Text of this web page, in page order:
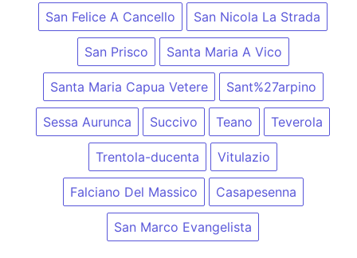
San Felice A Cancello San Nicola La Strada
San Prisco Santa Maria A Vico
Santa Maria Capua Vetere Sant%27arpino
Sessa Aurunca Succivo Teano Teverola
Trentola-ducenta Vitulazio
Falciano Del Massico Casapesenna
San Marco Evangelista